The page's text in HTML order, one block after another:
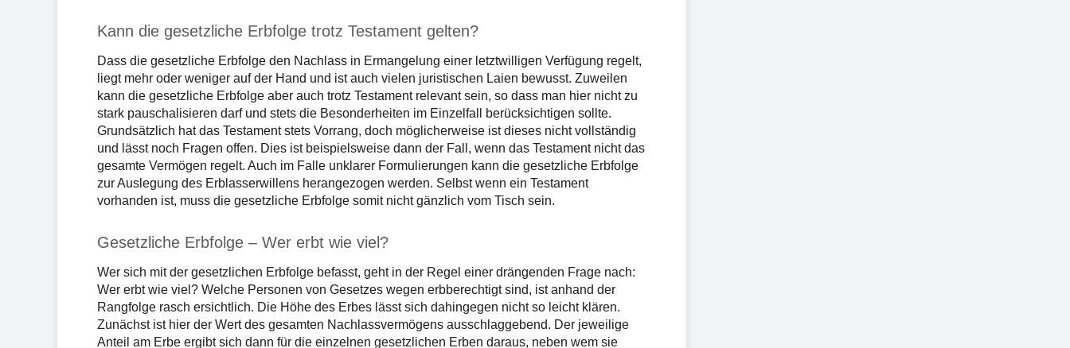
Kann die gesetzliche Erbfolge trotz Testament gelten?
Dass die gesetzliche Erbfolge den Nachlass in Ermangelung einer letztwilligen Verfügung regelt,
liegt mehr oder weniger auf der Hand und ist auch vielen juristischen Laien bewusst. Zuweilen
kann die gesetzliche Erbfolge aber auch trotz Testament relevant sein, so dass man hier nicht zu
stark pauschalisieren darf und stets die Besonderheiten im Einzelfall berücksichtigen sollte.
Grundsätzlich hat das Testament stets Vorrang, doch möglicherweise ist dieses nicht vollständig
und lässt noch Fragen offen. Dies ist beispielsweise dann der Fall, wenn das Testament nicht das
gesamte Vermögen regelt. Auch im Falle unklarer Formulierungen kann die gesetzliche Erbfolge
zur Auslegung des Erblasserwillens herangezogen werden. Selbst wenn ein Testament
vorhanden ist, muss die gesetzliche Erbfolge somit nicht gänzlich vom Tisch sein.
Gesetzliche Erbfolge – Wer erbt wie viel?
Wer sich mit der gesetzlichen Erbfolge befasst, geht in der Regel einer drängenden Frage nach:
Wer erbt wie viel? Welche Personen von Gesetzes wegen erbberechtigt sind, ist anhand der
Rangfolge rasch ersichtlich. Die Höhe des Erbes lässt sich dahingegen nicht so leicht klären.
Zunächst ist hier der Wert des gesamten Nachlassvermögens ausschlaggebend. Der jeweilige
Anteil am Erbe ergibt sich dann für die einzelnen gesetzlichen Erben daraus, neben wem sie